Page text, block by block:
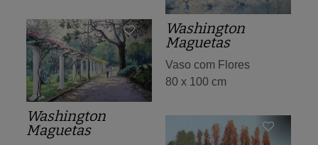
Washington
Maguetas
Vaso com Flores
80 x 100 cm
Washington
Maguetas